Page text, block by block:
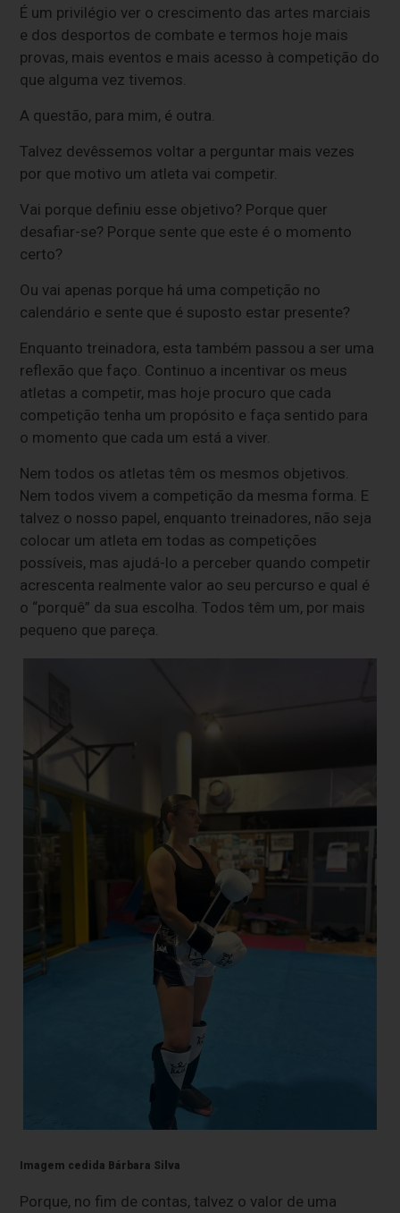
É um privilégio ver o crescimento das artes marciais
e dos desportos de combate e termos hoje mais
provas, mais eventos e mais acesso à competição do
que alguma vez tivemos.
A questão, para mim, é outra.
Talvez devêssemos voltar a perguntar mais vezes
por que motivo um atleta vai competir.
Vai porque definiu esse objetivo? Porque quer
desafiar-se? Porque sente que este é o momento
certo?
Ou vai apenas porque há uma competição no
calendário e sente que é suposto estar presente?
Enquanto treinadora, esta também passou a ser uma
reflexão que faço. Continuo a incentivar os meus
atletas a competir, mas hoje procuro que cada
competição tenha um propósito e faça sentido para
o momento que cada um está a viver.
Nem todos os atletas têm os mesmos objetivos.
Nem todos vivem a competição da mesma forma. E
talvez o nosso papel, enquanto treinadores, não seja
colocar um atleta em todas as competições
possíveis, mas ajudá-lo a perceber quando competir
acrescenta realmente valor ao seu percurso e qual é
o “porquê” da sua escolha. Todos têm um, por mais
pequeno que pareça.
Imagem cedida Bárbara Silva
Porque, no fim de contas, talvez o valor de uma